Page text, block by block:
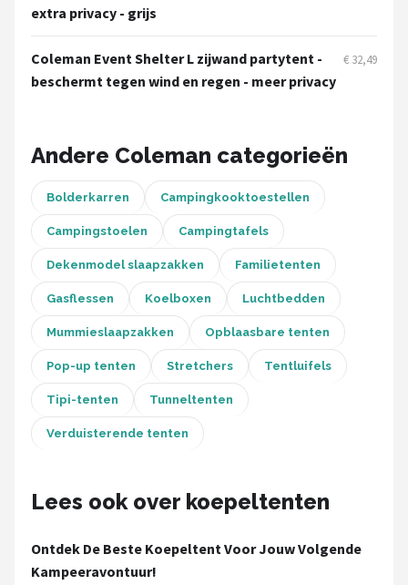
extra privacy - grijs
Coleman Event Shelter L zijwand partytent -
beschermt tegen wind en regen - meer privacy
€ 32,49
Andere Coleman categorieën
Bolderkarren Campingkooktoestellen
Campingstoelen Campingtafels
Dekenmodel slaapzakken Familietenten
Gasflessen Koelboxen Luchtbedden
Mummieslaapzakken Opblaasbare tenten
Pop-up tenten Stretchers Tentluifels
Tipi-tenten Tunneltenten
Verduisterende tenten
Lees ook over koepeltenten
Ontdek De Beste Koepeltent Voor Jouw Volgende
Kampeeravontuur!